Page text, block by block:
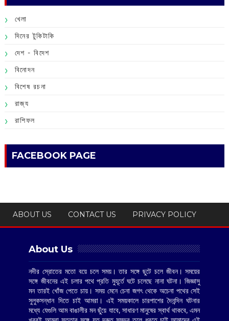
খেলা
দিনের টুকিটাকি
দেশ - বিদেশ
বিনোদন
বিশেষ রচনা
রাজ্য
রাশিফল
FACEBOOK PAGE
ABOUT US CONTACT US PRIVACY POLICY
About Us
নদীর স্রোতের মতো বয়ে চলে সময়। তার সঙ্গে ছুটে চলে জীবন। সময়ের
সঙ্গে জীবনের এই চলার পথে প্রতি মুহূর্তে ঘটে চলেছে নানা ঘটনা। জিজ্ঞাসু
মন তারই খোঁজ পেতে চায়। সময় মেনে চেনা জগৎ থেকে অচেনা পথের সেই
সুলুকসন্ধান দিতে চাই আমরা। এই সময়কালে চারপাশের দৈনন্দিন ঘটনার
মধ্যে যেগুলি আম বাঙালীর মন ছুঁয়ে যাবে, সাধারণ মানুষের স্বার্থ থাকবে, এমন